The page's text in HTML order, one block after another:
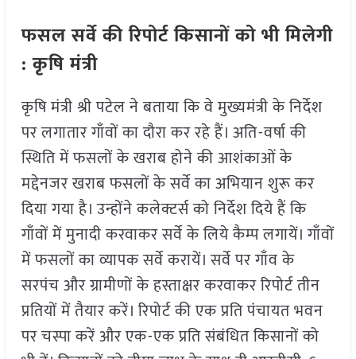
फसल सर्वे की रिपोर्ट किसानों को भी मिलेगी
: कृषि मंत्री
कृषि मंत्री श्री पटेल ने बताया कि वे मुख्यमंत्री के निर्देश
पर लगातार गाँवों का दौरा कर रहे हैं। अति-वर्षा की
स्थिति में फसलों के खराब होने की आशंकाओं के
मद्देनजर खराब फसलों के सर्वे का अभियान शुरू कर
दिया गया है। उन्होंने कलेक्टर्स को निर्देश दिये हैं कि
गाँवों में मुनादी करवाकर सर्वे के लिये कैम्प लगायें। गाँवों
में फसलों का व्यापक सर्वे करायें। सर्वे पर गाँव के
सरपंच और ग्रामीणों के हस्ताक्षर करवाकर रिपोर्ट तीन
प्रतियों में तैयार करें। रिपोर्ट की एक प्रति पंचायत भवन
पर चस्पा करें और एक-एक प्रति संबंधित किसानों को